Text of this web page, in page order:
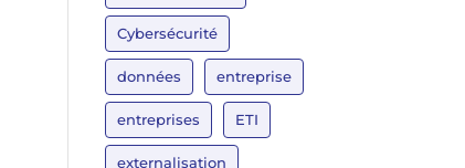
Cybersécurité
données entreprise
entreprises ETI
externalisation